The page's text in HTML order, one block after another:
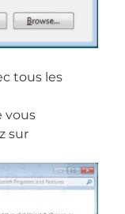
tous les
vous
sur